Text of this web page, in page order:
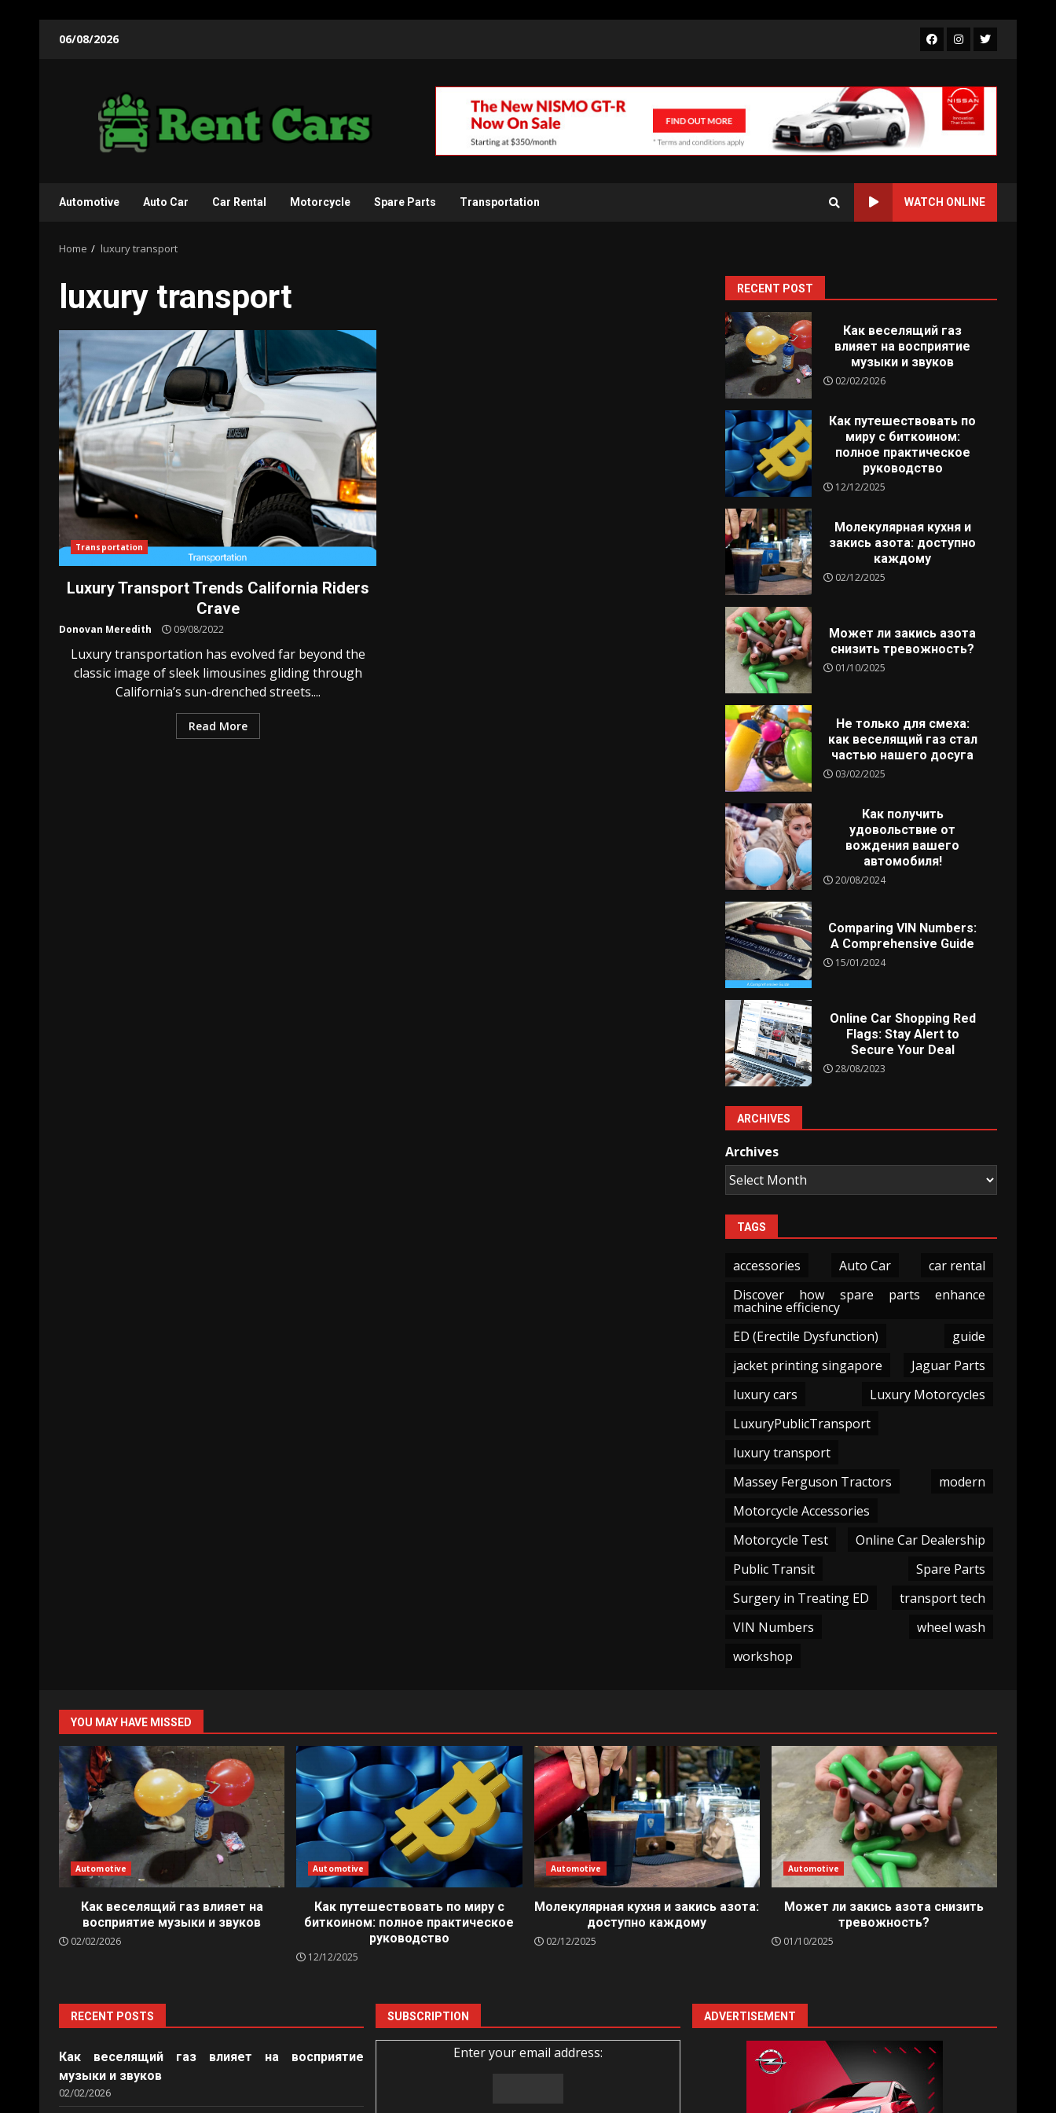
06/08/2026 Facebook
Instagram
Twitter
Automotive Auto Car Car Rental Motorcycle Spare Parts Transportation WATCH ONLINE
Home luxury transport
luxury transport
Transportation
Luxury Transport Trends California Riders
Crave
Donovan Meredith 09/08/2022
Luxury transportation has evolved far beyond the
classic image of sleek limousines gliding through
California’s sun-drenched streets....
Read More
RECENT POST
Как веселящий газ
влияет на восприятие
музыки и звуков
02/02/2026
Как путешествовать по
миру с биткоином:
полное практическое
руководство
12/12/2025
Молекулярная кухня и
закись азота: доступно
каждому
02/12/2025
Может ли закись азота
снизить тревожность?
01/10/2025
Не только для смеха:
как веселящий газ стал
частью нашего досуга
03/02/2025
Как получить
удовольствие от
вождения вашего
автомобиля!
20/08/2024
Comparing VIN Numbers:
A Comprehensive Guide
15/01/2024
Online Car Shopping Red
Flags: Stay Alert to
Secure Your Deal
28/08/2023
ARCHIVES
Archives
TAGS
accessories Auto Car
car rental
Discover how spare parts enhance
machine efficiency
ED (Erectile Dysfunction)
guide
jacket printing singapore
Jaguar Parts
luxury cars
Luxury Motorcycles
LuxuryPublicTransport
luxury transport
Massey Ferguson Tractors
modern
Motorcycle Accessories
Motorcycle Test
Online Car Dealership
Public Transit
Spare Parts
Surgery in Treating ED
transport tech
VIN Numbers
wheel wash
workshop
YOU MAY HAVE MISSED
Automotive
Как веселящий газ влияет на
восприятие музыки и звуков
02/02/2026
Automotive
Как путешествовать по миру с
биткоином: полное практическое
руководство
12/12/2025
Automotive
Молекулярная кухня и закись азота:
доступно каждому
02/12/2025
Automotive
Может ли закись азота снизить
тревожность?
01/10/2025
RECENT POSTS
Как веселящий газ влияет на восприятие
музыки и звуков
02/02/2026
SUBSCRIPTION
Enter your email address:
ADVERTISEMENT